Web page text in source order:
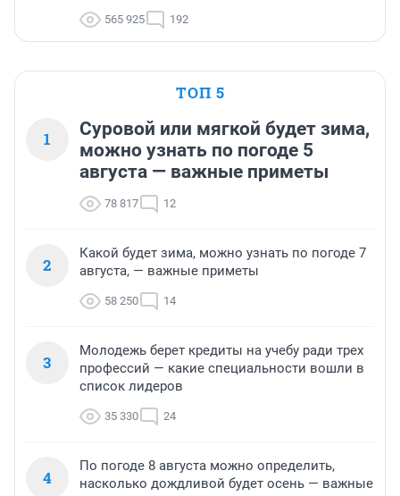
565 925 192
ТОП 5
1
Суровой или мягкой будет зима,
можно узнать по погоде 5
августа — важные приметы
78 817 12
2
Какой будет зима, можно узнать по погоде 7
августа, — важные приметы
58 250 14
3
Молодежь берет кредиты на учебу ради трех
профессий — какие специальности вошли в
список лидеров
35 330 24
4
По погоде 8 августа можно определить,
насколько дождливой будет осень — важные